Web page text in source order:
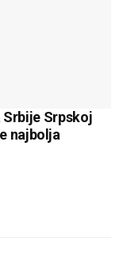
Srbije Srpskoj
najbolja